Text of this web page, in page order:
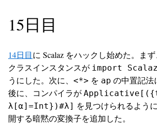
15日目
14日目に Scalaz をハックし始めた。まず
クラスインスタンスが import
うにした。次に、 <*> を ap の中置記法
後に、コンパイラが
λ[α]=Int})#λ] を見つけられるように
開する暗黙の変換子を追加した。